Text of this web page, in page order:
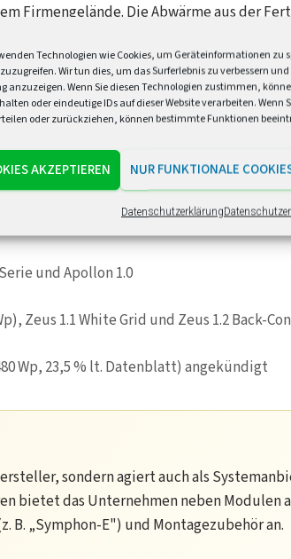
Technologien wie Cookies, um Geräteinformationen zu
Wir tun dies, um das Surferlebnis zu verbessern
anzuzeigen. Wenn Sie diesen Technologien zustimmen,
oder eindeutige IDs auf dieser Website verarbeiten. Wenn
oder zurückziehen, können bestimmte Funktionen
AKZEPTIEREN NUR FUNKTIONALE
Datenschutzerklärung
Firmengelände. Die Abwärme aus der
werden nach Möglichkeit wiederverwendet.
in Chemnitz
hergestellt
in Langenwetzendorf
und Apollon 1.0
Zeus 1.1 White Grid und Zeus 1.2 Back-
Wp, 23,5 % lt. Datenblatt) angekündigt
sondern agiert auch als
bietet das Unternehmen neben Modulen
B. „Symphon-E") und Montagezubehör an.